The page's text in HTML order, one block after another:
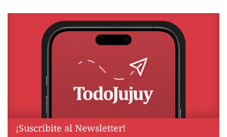
¡Suscribite al Newsletter!